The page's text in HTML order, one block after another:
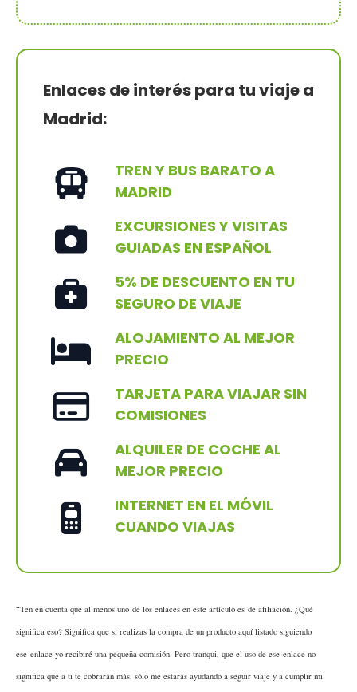
Enlaces de interés para tu viaje a
Madrid:
TREN Y BUS BARATO A
MADRID
EXCURSIONES Y VISITAS
GUIADAS EN ESPAÑOL
5% DE DESCUENTO EN TU
SEGURO DE VIAJE
ALOJAMIENTO AL MEJOR
PRECIO
TARJETA PARA VIAJAR SIN
COMISIONES
ALQUILER DE COCHE AL
MEJOR PRECIO
INTERNET EN EL MÓVIL
CUANDO VIAJAS
“Ten en cuenta que al menos uno de los enlaces en este artículo es de afiliación. ¿Qué
significa eso? Significa que si realizas la compra de un producto aquí listado siguiendo
ese enlace yo recibiré una pequeña comisión. Pero tranqui, que el uso de ese enlace no
significa que a ti te cobrarán más, sólo me estarás ayudando a seguir viaje y a cumplir mi